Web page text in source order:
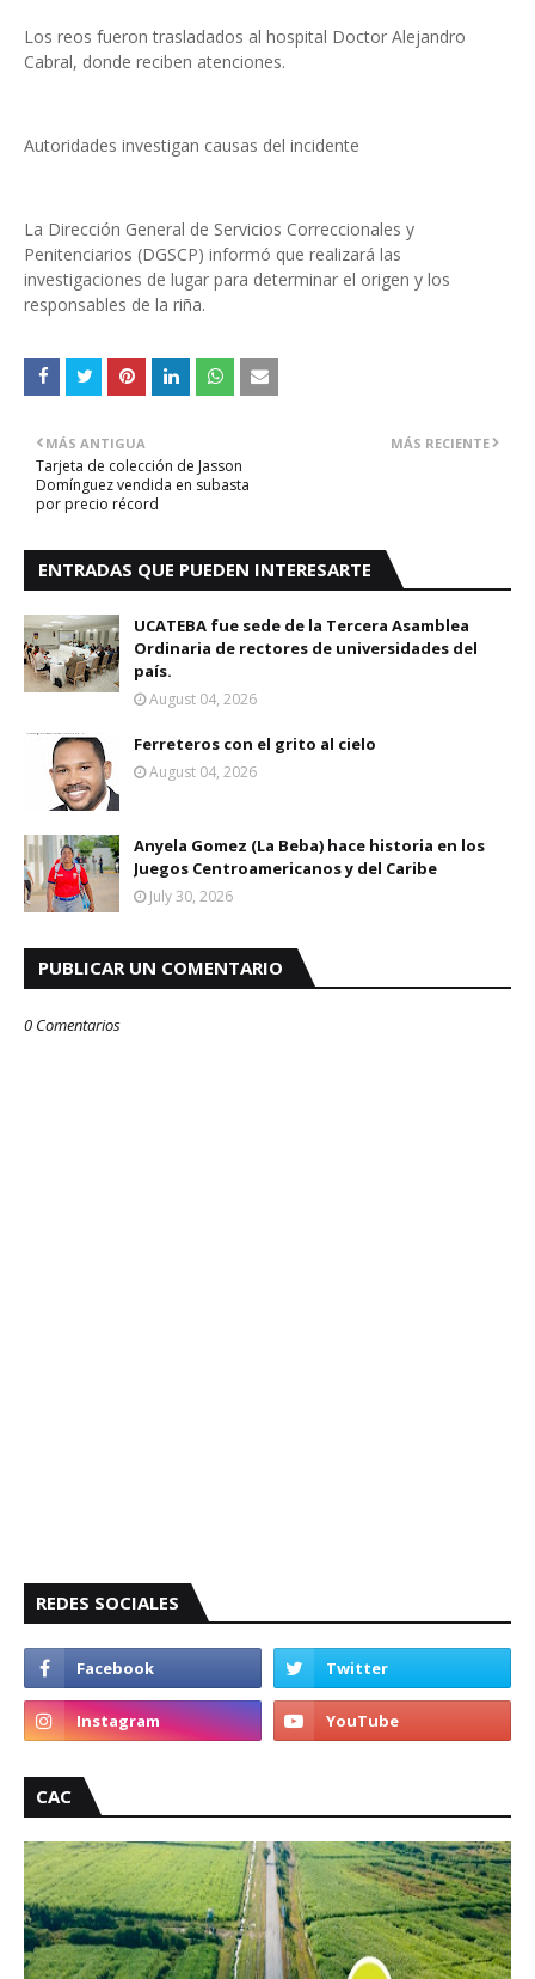
Los reos fueron trasladados al hospital Doctor Alejandro
Cabral, donde reciben atenciones.
Autoridades investigan causas del incidente
La Dirección General de Servicios Correccionales y
Penitenciarios (DGSCP) informó que realizará las
investigaciones de lugar para determinar el origen y los
responsables de la riña.
MÁS RECIENTE
MÁS ANTIGUA
Tarjeta de colección de Jasson
Domínguez vendida en subasta
por precio récord
ENTRADAS QUE PUEDEN INTERESARTE
UCATEBA fue sede de la Tercera Asamblea
Ordinaria de rectores de universidades del
país.
August 04, 2026
Ferreteros con el grito al cielo
August 04, 2026
Anyela Gomez (La Beba) hace historia en los
Juegos Centroamericanos y del Caribe
July 30, 2026
PUBLICAR UN COMENTARIO
0 Comentarios
REDES SOCIALES
CAC